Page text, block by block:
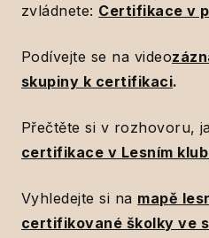
zvládnete: Certifikace v
Podívejte se na video
skupiny k certifikaci.
Přečtěte si v rozhovoru,
certifikace v Lesním
Vyhledejte si na mapě
certifikované školky ve